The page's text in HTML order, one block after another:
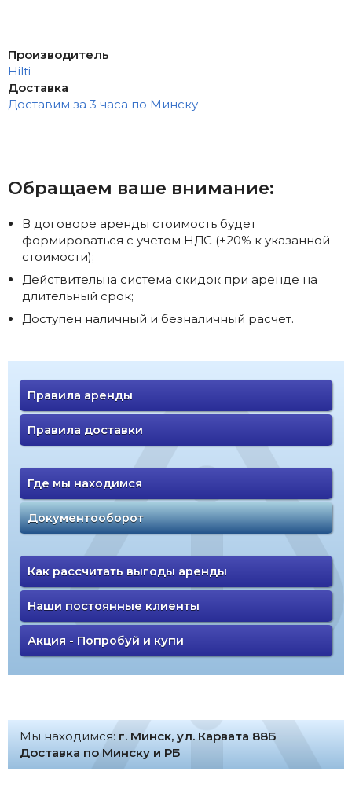
Производитель
Hilti
Доставка
Доставим за 3 часа по Минску
Обращаем ваше внимание:
В договоре аренды стоимость будет
формироваться с учетом НДС (+20% к указанной
стоимости);
Действительна система скидок при аренде на
длительный срок;
Доступен наличный и безналичный расчет.
Правила аренды
Правила доставки
Где мы находимся
Документооборот
Как рассчитать выгоды аренды
Наши постоянные клиенты
Акция - Попробуй и купи
Мы находимся: г. Минск, ул. Карвата 88Б
Доставка по Минску и РБ